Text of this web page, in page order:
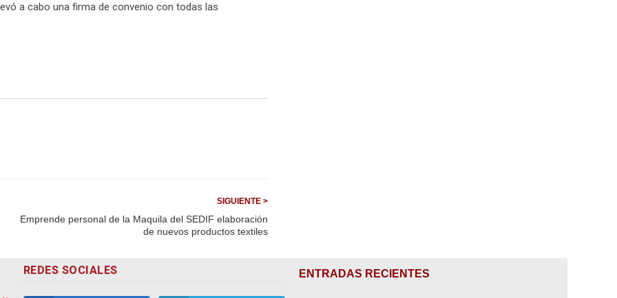
a cabo una firma de convenio con todas las
SIGUIENTE >
Emprende personal de la Maquila del SEDIF elaboración
de nuevos productos textiles
REDES SOCIALES ENTRADAS RECIENTES